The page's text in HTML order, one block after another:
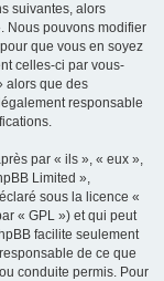
suivantes, alors
Nous pouvons modifier
que vous en soyez
celles-ci par vous-
alors que des
responsable
par « ils », « eux »,
Limited »,
sous la licence «
« GPL ») et qui peut
facilite seulement
de ce que
conduite permis. Pour